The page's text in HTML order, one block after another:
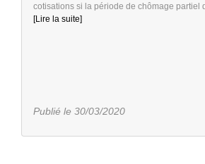
cotisations si la période de chômage partiel
[Lire la suite]
Publié le 30/03/2020